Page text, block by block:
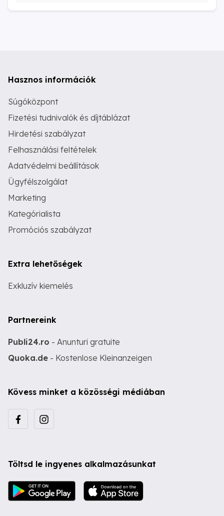
Hasznos információk
Súgóközpont
Fizetési tudnivalók és díjtáblázat
Hirdetési szabályzat
Felhasználási feltételek
Adatvédelmi beállítások
Ügyfélszolgálat
Marketing
Kategórialista
Promóciós szabályzat
Extra lehetőségek
Exkluzív kiemelés
Partnereink
Publi24.ro - Anunturi gratuite
Quoka.de - Kostenlose Kleinanzeigen
Kövess minket a közösségi médiában
Töltsd le ingyenes alkalmazásunkat